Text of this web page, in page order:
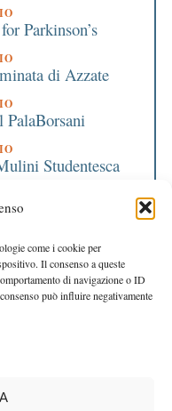
come i cookie per
Il consenso a queste
di navigazione o ID
può influire negativamente
Parkinson’s
di Azzate
PalaBorsani
Studentesca